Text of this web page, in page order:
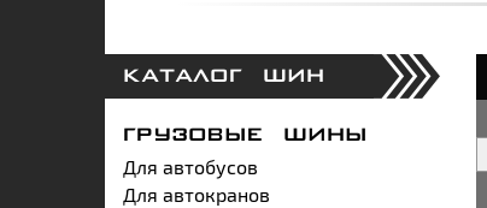
КАТАЛОГ ШИН
ГРУЗОВЫЕ ШИНЫ
Для автобусов
Для автокранов